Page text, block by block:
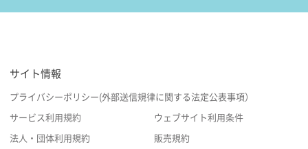
カリキュラム紹介
サポート
サイト情報
プライバシーポリシー(外部送信規律に関する法定公表事項）
サービス利用規約 ウェブサイト利用条件
法人・団体利用規約 販売規約